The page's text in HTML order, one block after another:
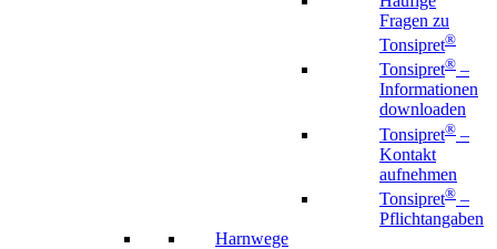
Fragen zu
Tonsipret®
Tonsipret® –
Informationen
downloaden
Tonsipret® –
Kontakt
aufnehmen
Tonsipret® –
Pflichtangaben
Harnwege